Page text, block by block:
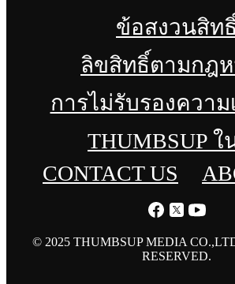
ข้อสงวนสิทธิ์
ลิขสิทธิ์ตามกฎ
การไม่รับรองความ
THUMBSUP ใ
CONTACT US
© 2025 THUMBSUP MEDIA
RESERVED.